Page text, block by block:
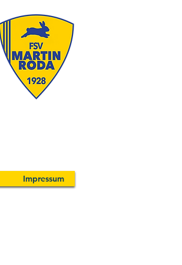
Impressum